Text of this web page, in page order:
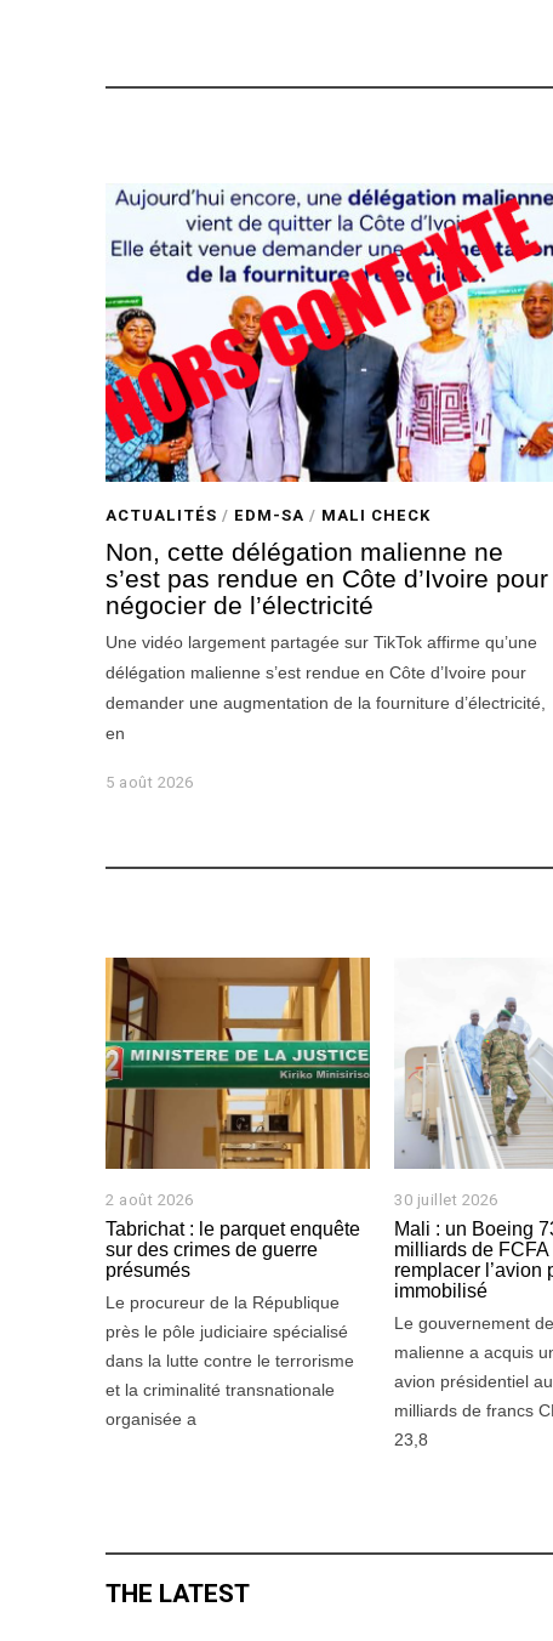
ACTUALITÉS / EDM-SA / MALI CHECK
Non, cette délégation malienne ne
s’est pas rendue en Côte d’Ivoire pour
négocier de l’électricité
Une vidéo largement partagée sur TikTok affirme qu’une
délégation malienne s’est rendue en Côte d’Ivoire pour
demander une augmentation de la fourniture d’électricité,
en
5 août 2026
2 août 2026
a
o
2
0
2
6
Tabrichat : le parquet enquête
sur des crimes de guerre
présumés
Le procureur de la République
près le pôle judiciaire spécialisé
dans la lutte contre le terrorisme
et la criminalité transnationale
organisée a
30 juillet 2026
0
j
u
l
e
t
0
Mali : un Boeing
milliards de FCFA
remplacer l’avion
immobilisé
Le gouvernement
malienne a acquis
avion présidentiel
milliards de francs
23,8
THE LATEST